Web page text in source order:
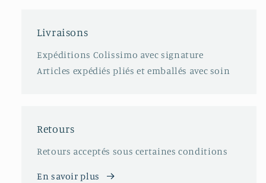
Livraisons
Expéditions Colissimo avec signature
Articles expédiés pliés et emballés avec soin
Retours
Retours acceptés sous certaines conditions
En savoir plus